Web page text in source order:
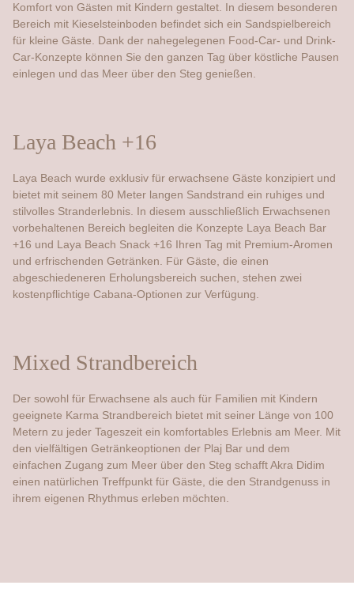
Komfort von Gästen mit Kindern gestaltet. In diesem besonderen
Bereich mit Kieselsteinboden befindet sich ein Sandspielbereich
für kleine Gäste. Dank der nahegelegenen Food-Car- und Drink-
Car-Konzepte können Sie den ganzen Tag über köstliche Pausen
einlegen und das Meer über den Steg genießen.
Laya Beach +16
Laya Beach wurde exklusiv für erwachsene Gäste konzipiert und
bietet mit seinem 80 Meter langen Sandstrand ein ruhiges und
stilvolles Stranderlebnis. In diesem ausschließlich Erwachsenen
vorbehaltenen Bereich begleiten die Konzepte Laya Beach Bar
+16 und Laya Beach Snack +16 Ihren Tag mit Premium-Aromen
und erfrischenden Getränken. Für Gäste, die einen
abgeschiedeneren Erholungsbereich suchen, stehen zwei
kostenpflichtige Cabana-Optionen zur Verfügung.
Mixed Strandbereich
Der sowohl für Erwachsene als auch für Familien mit Kindern
geeignete Karma Strandbereich bietet mit seiner Länge von 100
Metern zu jeder Tageszeit ein komfortables Erlebnis am Meer. Mit
den vielfältigen Getränkeoptionen der Plaj Bar und dem
einfachen Zugang zum Meer über den Steg schafft Akra Didim
einen natürlichen Treffpunkt für Gäste, die den Strandgenuss in
ihrem eigenen Rhythmus erleben möchten.